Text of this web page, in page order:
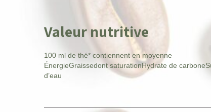
Valeur nutritive
100 ml de thé* contiennent en moyenne
ÉnergieGraissedont saturationHydrate de carbone
d’eau